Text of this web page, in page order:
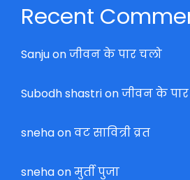
Recent
Sanjuonजीवन के पार चलो
Subodh shastrionजीवन के
snehaonवट सावित्री व्रत
snehaonमुर्ती पुजा